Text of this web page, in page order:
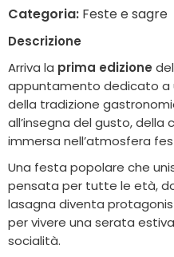
Categoria: Feste e sagre
Descrizione
Arriva la prima edizione
appuntamento dedicato a
della tradizione
all’insegna del gusto,
immersa nell’atmosfera
Una festa popolare che
pensata per tutte le età,
lasagna diventa
per vivere una serata
socialità.